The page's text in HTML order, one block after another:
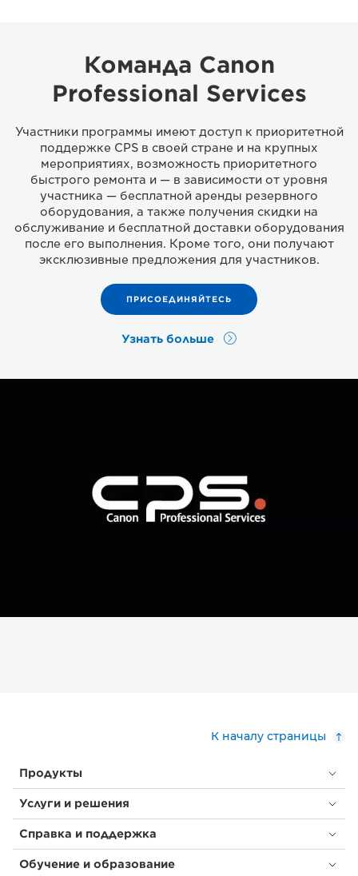
Команда Canon
Professional Services
Участники программы имеют доступ к приоритетной
поддержке CPS в своей стране и на крупных
мероприятиях, возможность приоритетного
быстрого ремонта и — в зависимости от уровня
участника — бесплатной аренды резервного
оборудования, а также получения скидки на
обслуживание и бесплатной доставки оборудования
после его выполнения. Кроме того, они получают
эксклюзивные предложения для участников.
ПРИСОЕДИНЯЙТЕСЬ
Узнать больше
К началу страницы
Продукты
Услуги и решения
Справка и поддержка
Обучение и образование